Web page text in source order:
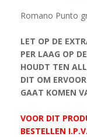
Romano Punto
LET OP DE
PER LAAG OP
HOUDT TEN
DIT OM
GAAT KOMEN
VOOR DIT
BESTELLEN